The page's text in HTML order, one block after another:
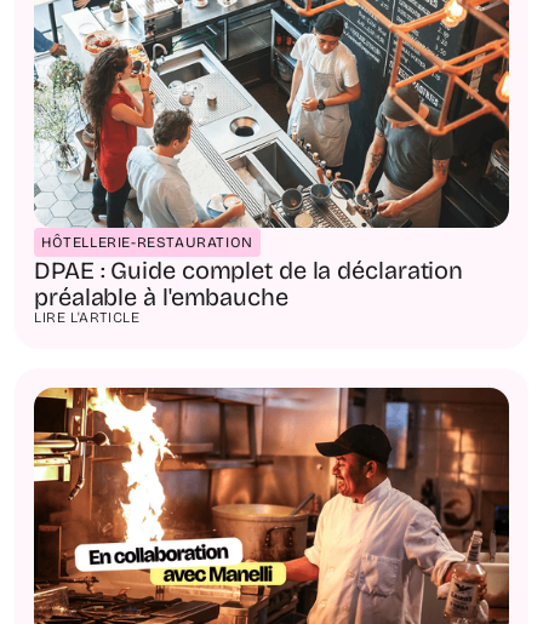
HÔTELLERIE-RESTAURATION
DPAE : Guide complet de la déclaration
préalable à l'embauche
LIRE L'ARTICLE